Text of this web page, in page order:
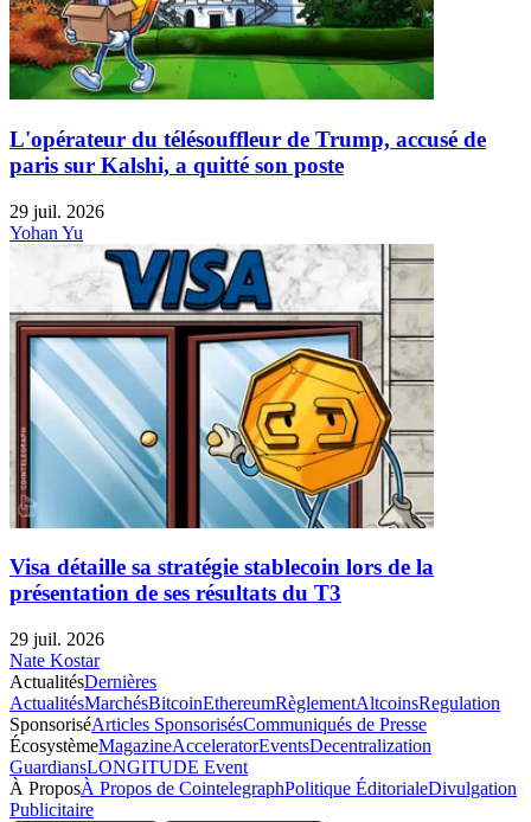
L'opérateur du télésouffleur de Trump, accusé de
paris sur Kalshi, a quitté son poste
29 juil. 2026
Yohan Yu
Visa détaille sa stratégie stablecoin lors de la
présentation de ses résultats du T3
29 juil. 2026
Nate Kostar
ActualitésDernières
ActualitésMarchésBitcoinEthereumRèglementAltcoinsRegulation
SponsoriséArticles SponsorisésCommuniqués de Presse
ÉcosystèmeMagazineAcceleratorEventsDecentralization
GuardiansLONGITUDE Event
À ProposÀ Propos de CointelegraphPolitique ÉditorialeDivulgation
Publicitaire